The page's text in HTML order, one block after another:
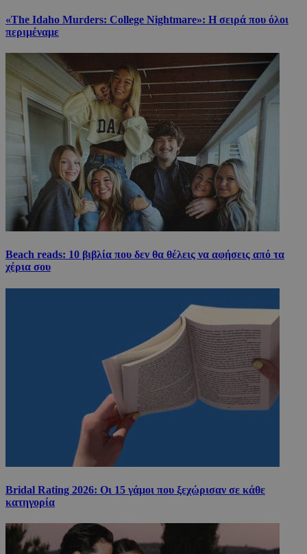
«The Idaho Murders: College Nightmare»: Η σειρά που όλοι
περιμέναμε
Beach reads: 10 βιβλία που δεν θα θέλεις να αφήσεις από τα
χέρια σου
Bridal Rating 2026: Οι 15 γάμοι που ξεχώρισαν σε κάθε
κατηγορία